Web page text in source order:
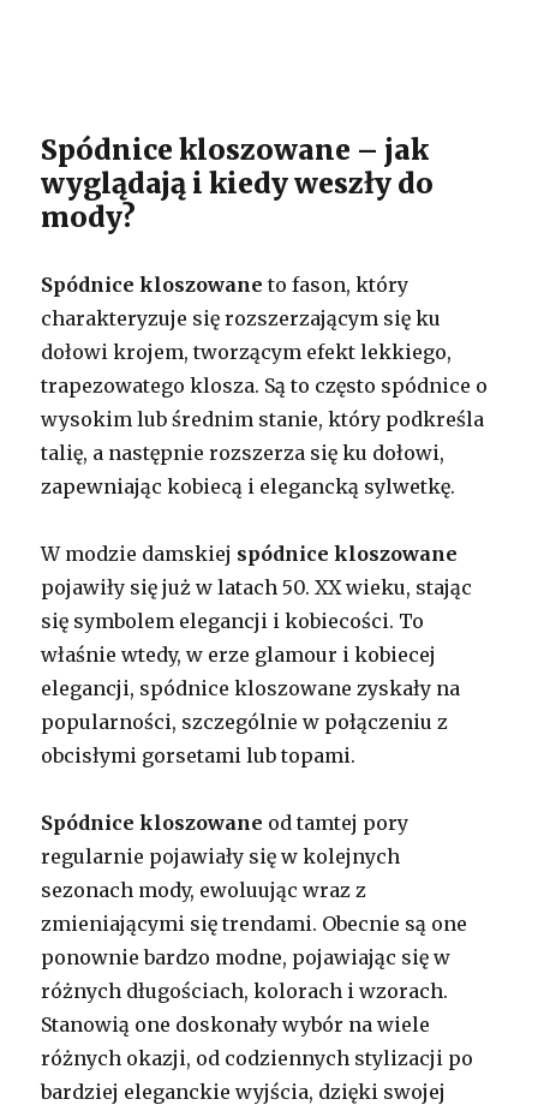
Spódnice kloszowane – jak
wyglądają i kiedy weszły do
mody?
Spódnice kloszowane to fason, który
charakteryzuje się rozszerzającym się ku
dołowi krojem, tworzącym efekt lekkiego,
trapezowatego klosza. Są to często spódnice o
wysokim lub średnim stanie, który podkreśla
talię, a następnie rozszerza się ku dołowi,
zapewniając kobiecą i elegancką sylwetkę.
W modzie damskiej spódnice kloszowane
pojawiły się już w latach 50. XX wieku, stając
się symbolem elegancji i kobiecości. To
właśnie wtedy, w erze glamour i kobiecej
elegancji, spódnice kloszowane zyskały na
popularności, szczególnie w połączeniu z
obcisłymi gorsetami lub topami.
Spódnice kloszowane od tamtej pory
regularnie pojawiały się w kolejnych
sezonach mody, ewoluując wraz z
zmieniającymi się trendami. Obecnie są one
ponownie bardzo modne, pojawiając się w
różnych długościach, kolorach i wzorach.
Stanowią one doskonały wybór na wiele
różnych okazji, od codziennych stylizacji po
bardziej eleganckie wyjścia, dzięki swojej